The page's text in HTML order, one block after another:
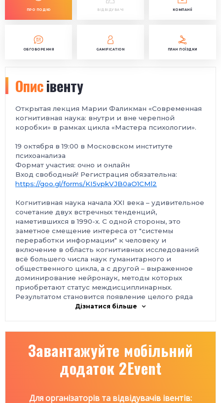
ПРО ПОДІЮ ВІДВІДУВАЧІ КОМПАНІЇ
ОБГОВОРЕННЯ GAMIFICATION ПЛАН ПОЇЗДКИ
Описівенту
Открытая лекция Марии Фаликман «Современная
когнитивная наука: внутри и вне черепной
коробки» в рамках цикла «Мастера психологии».
19 октября в 19:00 в Московском институте
психоанализа
Формат участия: очно и онлайн
Вход свободный! Регистрация обязательна:
https://goo.gl/forms/KI5vpkVJB0aO1CMl2
Когнитивная наука начала XXI века – удивительное
сочетание двух встречных тенденций,
наметившихся в 1990-х. С одной стороны, это
заметное смещение интереса от "системы
переработки информации" к человеку и
включение в область когнитивных исследований
всё большего числа наук гуманитарного и
общественного цикла, а с другой – выраженное
доминирование нейронаук, методы которых
приобретают статус междисциплинарных.
Результатом становится появление целого ряда
новых исследовательских областей, от
в когнитивистике оказываются востребованными
те идеи, которые были сформулированы в
отечественной культурно-деятельностной
психологии двадцатого столетия.
На лекции мы рассмотрим основные направления
в настоящее время прогнозы экспертов со всей
Дізнатися більше
Завантажуйте мобільний
додаток 2Event
Для організаторів та відвідувачів івентів: